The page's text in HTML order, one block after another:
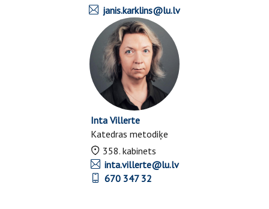
janis.karklins@lu.lv
Inta Villerte
Katedras metodiķe
358. kabinets
inta.villerte@lu.lv
670 347 32